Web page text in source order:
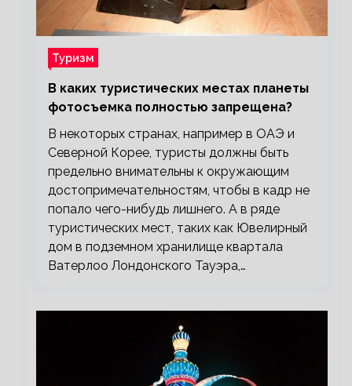
Туризм
В каких туристических местах планеты
фотосъемка полностью запрещена?
В некоторых странах, например в ОАЭ и
Северной Корее, туристы должны быть
предельно внимательны к окружающим
достопримечательностям, чтобы в кадр не
попало чего-нибудь лишнего. А в ряде
туристических мест, таких как Ювелирный
дом в подземном хранилище квартала
Ватерлоо Лондонского Тауэра,…